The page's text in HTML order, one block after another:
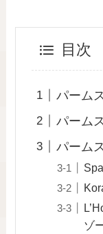
目次
パーム
パーム
パーム
ゾ